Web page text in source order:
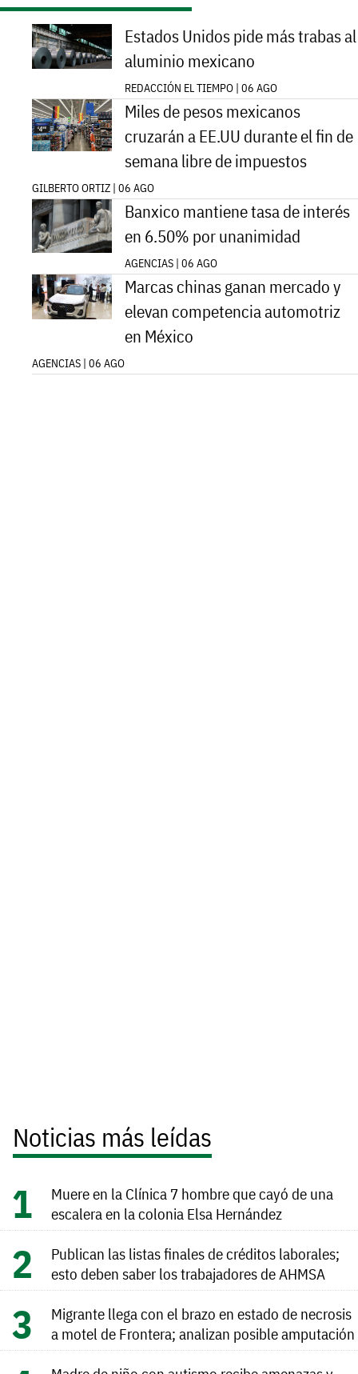
Estados Unidos pide más trabas al
aluminio mexicano
REDACCIÓN EL TIEMPO | 06 AGO
Miles de pesos mexicanos
cruzarán a EE.UU durante el fin de
semana libre de impuestos
GILBERTO ORTIZ | 06 AGO
Banxico mantiene tasa de interés
en 6.50% por unanimidad
AGENCIAS | 06 AGO
Marcas chinas ganan mercado y
elevan competencia automotriz
en México
AGENCIAS | 06 AGO
Noticias más leídas
Muere en la Clínica 7 hombre que cayó de una
escalera en la colonia Elsa Hernández
Publican las listas finales de créditos laborales;
esto deben saber los trabajadores de AHMSA
Migrante llega con el brazo en estado de necrosis
a motel de Frontera; analizan posible amputación